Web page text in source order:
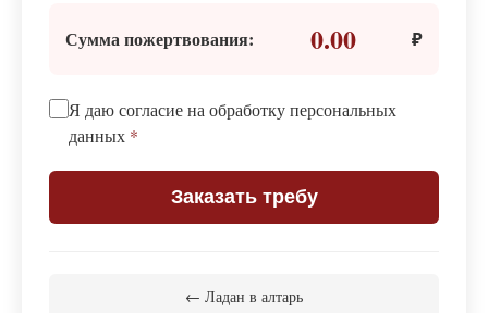
Сумма пожертвования: 0.00 ₽
Я даю согласие на обработку персональных
данных *
Заказать требу
← Ладан в алтарь